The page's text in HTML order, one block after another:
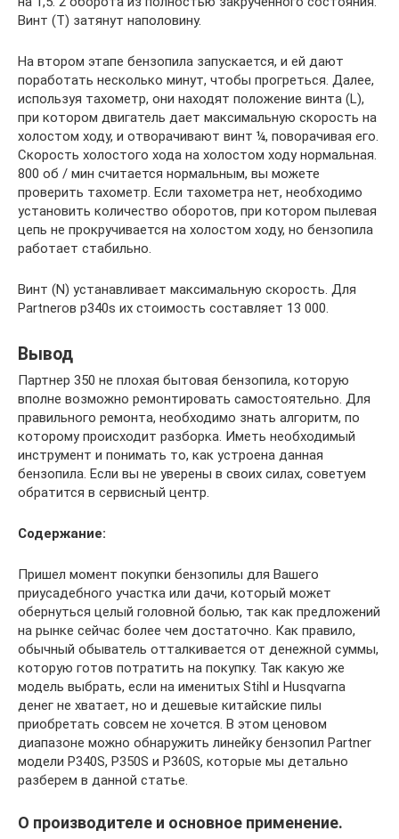
Винт (T) затянут наполовину.
На втором этапе бензопила запускается, и ей дают
поработать несколько минут, чтобы прогреться. Далее,
используя тахометр, они находят положение винта (L),
при котором двигатель дает максимальную скорость на
холостом ходу, и отворачивают винт ¼, поворачивая его.
Скорость холостого хода на холостом ходу нормальная.
800 об / мин считается нормальным, вы можете
проверить тахометр. Если тахометра нет, необходимо
установить количество оборотов, при котором пылевая
цепь не прокручивается на холостом ходу, но бензопила
работает стабильно.
Винт (N) устанавливает максимальную скорость. Для
Partnerов p340s их стоимость составляет 13 000.
Вывод
Партнер 350 не плохая бытовая бензопила, которую
вполне возможно ремонтировать самостоятельно. Для
правильного ремонта, необходимо знать алгоритм, по
которому происходит разборка. Иметь необходимый
инструмент и понимать то, как устроена данная
бензопила. Если вы не уверены в своих силах, советуем
обратится в сервисный центр.
Содержание:
Пришел момент покупки бензопилы для Вашего
приусадебного участка или дачи, который может
обернуться целый головной болью, так как предложений
на рынке сейчас более чем достаточно. Как правило,
обычный обыватель отталкивается от денежной суммы,
которую готов потратить на покупку. Так какую же
модель выбрать, если на именитых Stihl и Husqvarna
денег не хватает, но и дешевые китайские пилы
приобретать совсем не хочется. В этом ценовом
диапазоне можно обнаружить линейку бензопил Partner
модели P340S, P350S и P360S, которые мы детально
разберем в данной статье.
О производителе и основное применение.